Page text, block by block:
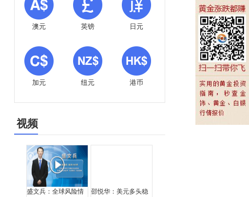
澳元 英镑 日元
加元 纽元 港币
视频
盛文兵：全球风险情
邵悦华：美元多头稳